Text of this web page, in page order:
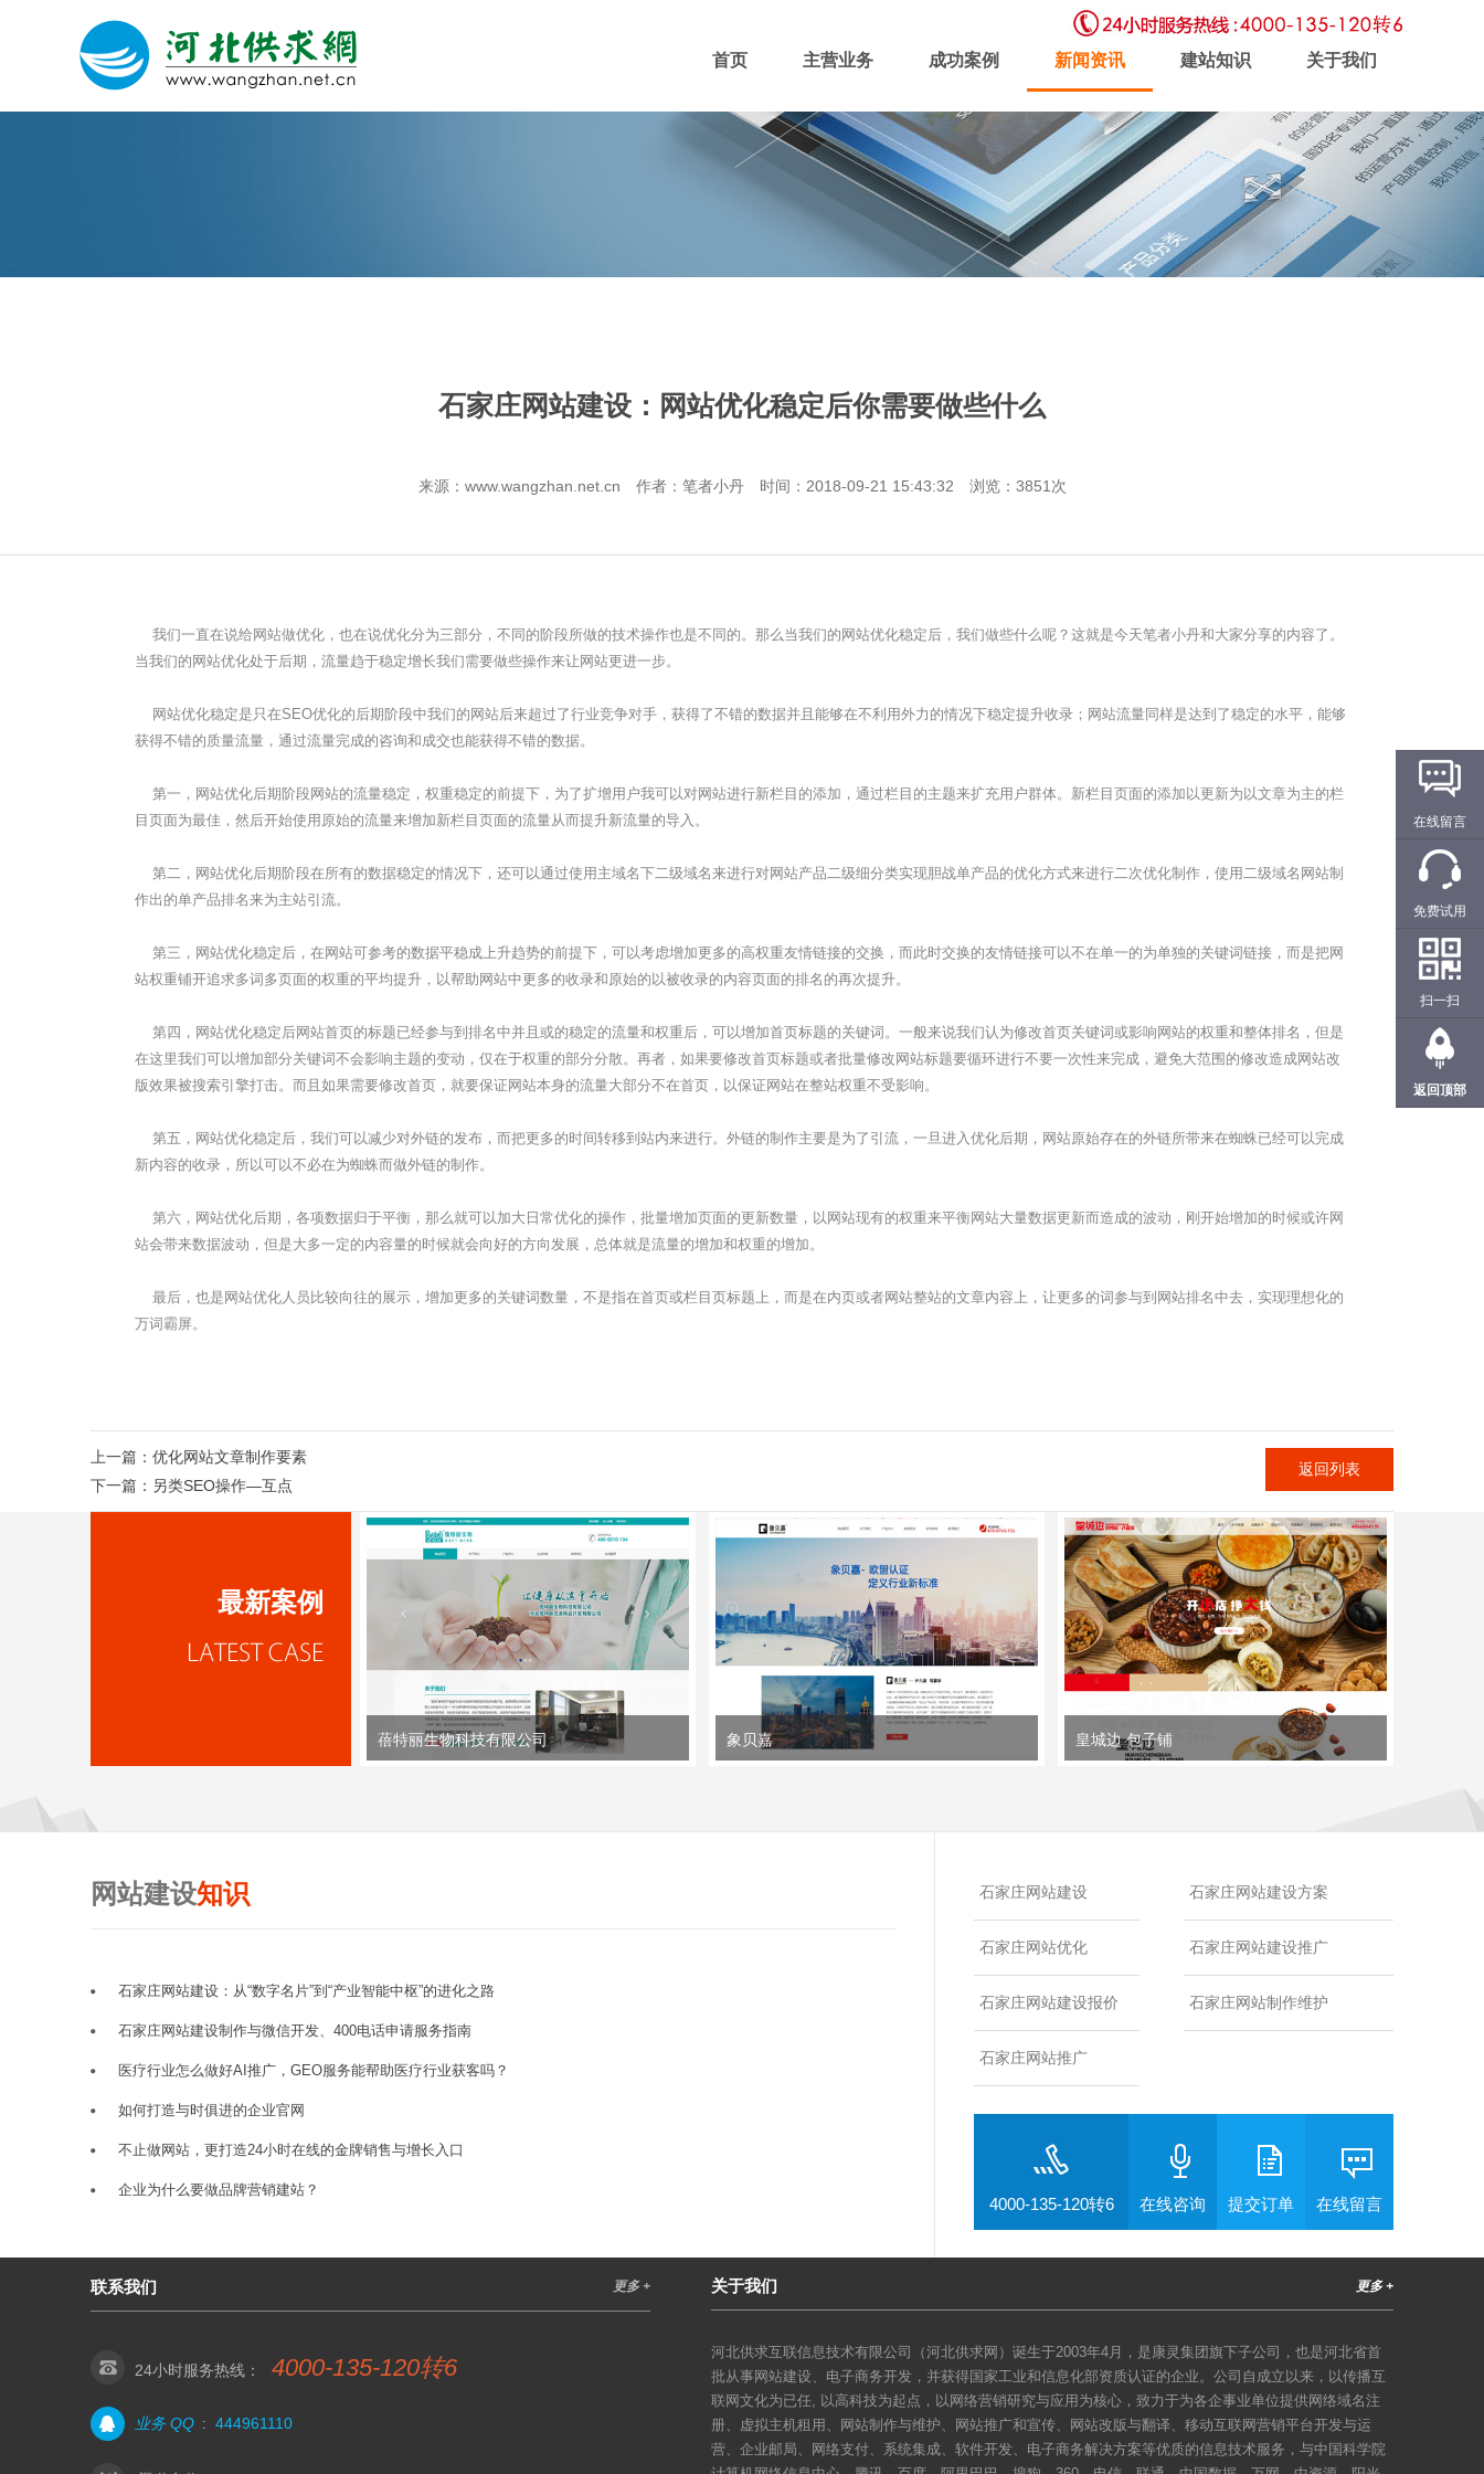
首页 主营业务 成功案例 新闻资讯 建站知识 关于我们
域名注册 虚拟主机 企业邮局 软件开发
石家庄网站建设：网站优化稳定后你需要做些什么
来源：www.wangzhan.net.cn 作者：笔者小丹 时间：2018-09-21 15:43:32 浏览：3851次
我们一直在说给网站做优化，也在说优化分为三部分，不同的阶段所做的技术操作也是不同的。那么当我们的网站优化稳定后，我们做些什么呢？这就是今天笔者小丹和大家分享的内容了。
当我们的网站优化处于后期，流量趋于稳定增长我们需要做些操作来让网站更进一步。
网站优化稳定是只在SEO优化的后期阶段中我们的网站后来超过了行业竞争对手，获得了不错的数据并且能够在不利用外力的情况下稳定提升收录；网站流量同样是达到了稳定的水平，能够
获得不错的质量流量，通过流量完成的咨询和成交也能获得不错的数据。
第一，网站优化后期阶段网站的流量稳定，权重稳定的前提下，为了扩增用户我可以对网站进行新栏目的添加，通过栏目的主题来扩充用户群体。新栏目页面的添加以更新为以文章为主的栏
目页面为最佳，然后开始使用原始的流量来增加新栏目页面的流量从而提升新流量的导入。
第二，网站优化后期阶段在所有的数据稳定的情况下，还可以通过使用主域名下二级域名来进行对网站产品二级细分类实现胆战单产品的优化方式来进行二次优化制作，使用二级域名网站制
作出的单产品排名来为主站引流。
第三，网站优化稳定后，在网站可参考的数据平稳成上升趋势的前提下，可以考虑增加更多的高权重友情链接的交换，而此时交换的友情链接可以不在单一的为单独的关键词链接，而是把网
站权重铺开追求多词多页面的权重的平均提升，以帮助网站中更多的收录和原始的以被收录的内容页面的排名的再次提升。
第四，网站优化稳定后网站首页的标题已经参与到排名中并且或的稳定的流量和权重后，可以增加首页标题的关键词。一般来说我们认为修改首页关键词或影响网站的权重和整体排名，但是
在这里我们可以增加部分关键词不会影响主题的变动，仅在于权重的部分分散。再者，如果要修改首页标题或者批量修改网站标题要循环进行不要一次性来完成，避免大范围的修改造成网站改
版效果被搜索引擎打击。而且如果需要修改首页，就要保证网站本身的流量大部分不在首页，以保证网站在整站权重不受影响。
第五，网站优化稳定后，我们可以减少对外链的发布，而把更多的时间转移到站内来进行。外链的制作主要是为了引流，一旦进入优化后期，网站原始存在的外链所带来在蜘蛛已经可以完成
新内容的收录，所以可以不必在为蜘蛛而做外链的制作。
第六，网站优化后期，各项数据归于平衡，那么就可以加大日常优化的操作，批量增加页面的更新数量，以网站现有的权重来平衡网站大量数据更新而造成的波动，刚开始增加的时候或许网
站会带来数据波动，但是大多一定的内容量的时候就会向好的方向发展，总体就是流量的增加和权重的增加。
最后，也是网站优化人员比较向往的展示，增加更多的关键词数量，不是指在首页或栏目页标题上，而是在内页或者网站整站的文章内容上，让更多的词参与到网站排名中去，实现理想化的
万词霸屏。
上一篇： 优化网站文章制作要素
下一篇： 另类SEO操作—互点
返回列表
最新案例
蓓特丽生物科技有限公司 象贝嘉 皇城边 包子铺
网站建设知识
石家庄网站建设：从“数字名片”到“产业智能中枢”的进化之路
石家庄网站建设制作与微信开发、400电话申请服务指南
医疗行业怎么做好AI推广，GEO服务能帮助医疗行业获客吗？
如何打造与时俱进的企业官网
不止做网站，更打造24小时在线的金牌销售与增长入口
企业为什么要做品牌营销建站？
石家庄网站建设
石家庄网站优化
石家庄网站建设报价
石家庄网站推广
石家庄网站建设方案
石家庄网站建设推广
石家庄网站制作维护
4000-135-120转6 在线咨询 提交订单 在线留言
更多 +
联系我们
24小时服务热线： 4000-135-120转6
业务 QQ : 444961110
更多 +
关于我们
河北供求互联信息技术有限公司（河北供求网）诞生于2003年4月，是康灵集团旗下子公司，也是河北省首
批从事网站建设、电子商务开发，并获得国家工业和信息化部资质认证的企业。公司自成立以来，以传播互
联网文化为已任, 以高科技为起点，以网络营销研究与应用为核心，致力于为各企事业单位提供网络域名注
册、虚拟主机租用、网站制作与维护、网站推广和宣传、网站改版与翻译、移动互联网营销平台开发与运
营、企业邮局、网络支付、系统集成、软件开发、电子商务解决方案等优质的信息技术服务，与中国科学院
在线留言
免费试用
扫一扫
返回顶部